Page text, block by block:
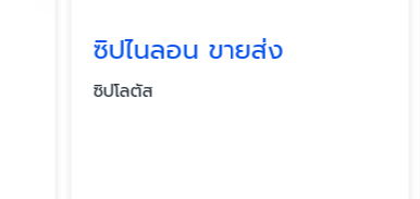
ซิปไนลอน ขายส่ง
ซิปโลตัส